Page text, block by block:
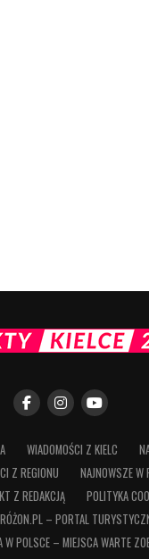
WIADOMOŚCI Z KIELC
Z REGIONU
NAJNOWSZE W
Z REDAKCJĄ
POLITYKA
– PORTAL
W POLSCE – MIEJSCA WARTE